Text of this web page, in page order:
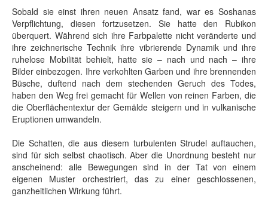
Sobald sie einst ihren neuen Ansatz fand, war es Soshanas
Verpflichtung, diesen fortzusetzen. Sie hatte den Rubikon
überquert. Während sich ihre Farbpalette nicht veränderte und
ihre zeichnerische Technik ihre vibrierende Dynamik und ihre
ruhelose Mobilität behielt, hatte sie – nach und nach – ihre
Bilder einbezogen. Ihre verkohlten Garben und ihre brennenden
Büsche, duftend nach dem stechenden Geruch des Todes,
haben den Weg frei gemacht für Wellen von reinen Farben, die
die Oberflächentextur der Gemälde steigern und in vulkanische
Eruptionen umwandeln.
Die Schatten, die aus diesem turbulenten Strudel auftauchen,
sind für sich selbst chaotisch. Aber die Unordnung besteht nur
anscheinend: alle Bewegungen sind in der Tat von einem
eigenen Muster orchestriert, das zu einer geschlossenen,
ganzheitlichen Wirkung führt.